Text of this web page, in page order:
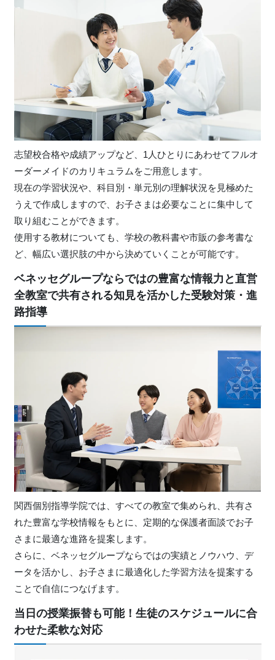
志望校合格や成績アップなど、1人ひとりにあわせてフルオ
ーダーメイドのカリキュラムをご用意します。
現在の学習状況や、科目別・単元別の理解状況を見極めた
うえで作成しますので、お子さまは必要なことに集中して
取り組むことができます。
使用する教材についても、学校の教科書や市販の参考書な
ど、幅広い選択肢の中から決めていくことが可能です。
ベネッセグループならではの豊富な情報力と直営
全教室で共有される知見を活かした受験対策・進
路指導
関西個別指導学院では、すべての教室で集められ、共有さ
れた豊富な学校情報をもとに、定期的な保護者面談でお子
さまに最適な進路を提案します。
さらに、ベネッセグループならではの実績とノウハウ、デ
ータを活かし、お子さまに最適化した学習方法を提案する
ことで自信につなげます。
当日の授業振替も可能！生徒のスケジュールに合
わせた柔軟な対応